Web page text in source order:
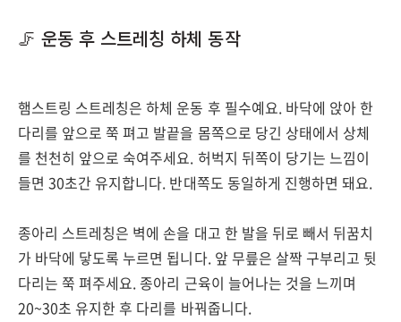
🦵 운동 후 스트레칭 하체 동작
햄스트링 스트레칭은 하체 운동 후 필수예요. 바닥에 앉아 한
다리를 앞으로 쭉 펴고 발끝을 몸쪽으로 당긴 상태에서 상체
를 천천히 앞으로 숙여주세요. 허벅지 뒤쪽이 당기는 느낌이
들면 30초간 유지합니다. 반대쪽도 동일하게 진행하면 돼요.
종아리 스트레칭은 벽에 손을 대고 한 발을 뒤로 빼서 뒤꿈치
가 바닥에 닿도록 누르면 됩니다. 앞 무릎은 살짝 구부리고 뒷
다리는 쭉 펴주세요. 종아리 근육이 늘어나는 것을 느끼며
20~30초 유지한 후 다리를 바꿔줍니다.